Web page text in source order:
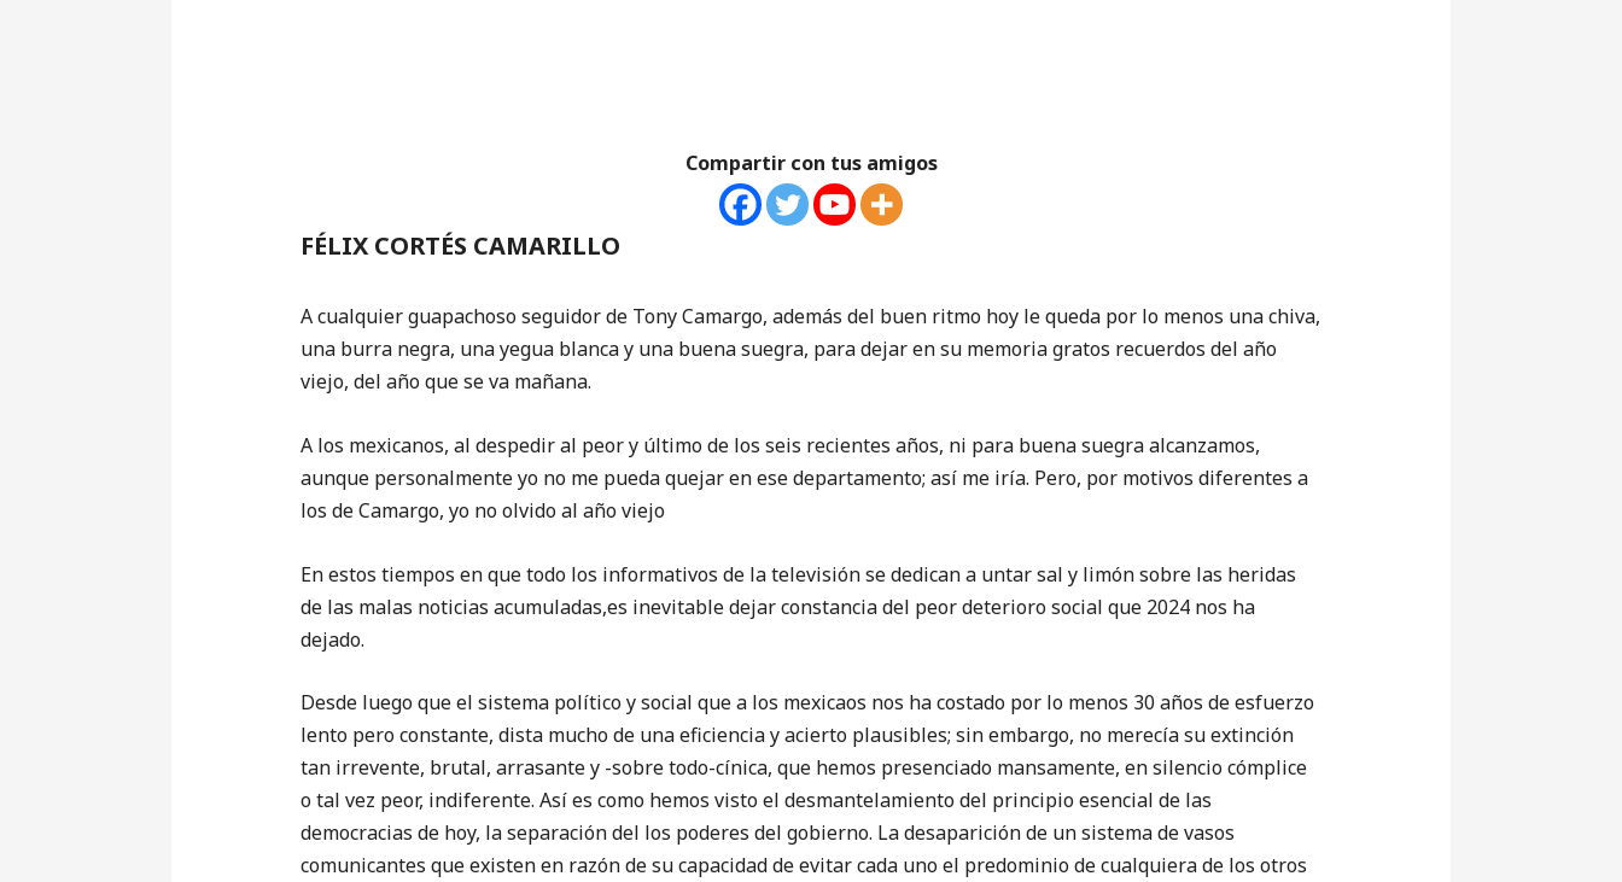
Compartir con tus amigos
FÉLIX CORTÉS CAMARILLO
A cualquier guapachoso seguidor de Tony Camargo, además del buen ritmo hoy le queda por lo menos una chiva,
una burra negra, una yegua blanca y una buena suegra, para dejar en su memoria gratos recuerdos del año
viejo, del año que se va mañana.
A los mexicanos, al despedir al peor y último de los seis recientes años, ni para buena suegra alcanzamos,
aunque personalmente yo no me pueda quejar en ese departamento; así me iría. Pero, por motivos diferentes a
los de Camargo, yo no olvido al año viejo
En estos tiempos en que todo los informativos de la televisión se dedican a untar sal y limón sobre las heridas
de las malas noticias acumuladas,es inevitable dejar constancia del peor deterioro social que 2024 nos ha
dejado.
Desde luego que el sistema político y social que a los mexicaos nos ha costado por lo menos 30 años de esfuerzo
lento pero constante, dista mucho de una eficiencia y acierto plausibles; sin embargo, no merecía su extinción
tan irrevente, brutal, arrasante y -sobre todo-cínica, que hemos presenciado mansamente, en silencio cómplice
o tal vez peor, indiferente. Así es como hemos visto el desmantelamiento del principio esencial de las
democracias de hoy, la separación del los poderes del gobierno. La desaparición de un sistema de vasos
comunicantes que existen en razón de su capacidad de evitar cada uno el predominio de cualquiera de los otros